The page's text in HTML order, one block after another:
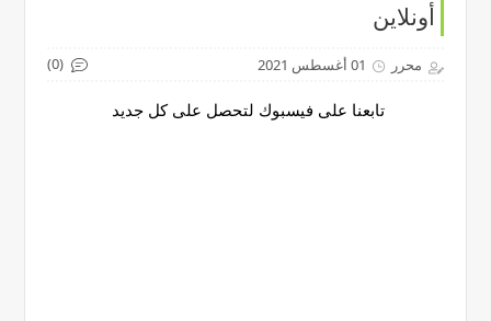
أونلاين
محرر 01 أغسطس 2021 (0)
تابعنا على فيسبوك لتحصل على كل جديد